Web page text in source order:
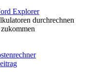
Explorer
durchrechnen